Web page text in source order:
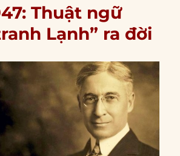
Thuật ngữ
Lạnh” ra đời